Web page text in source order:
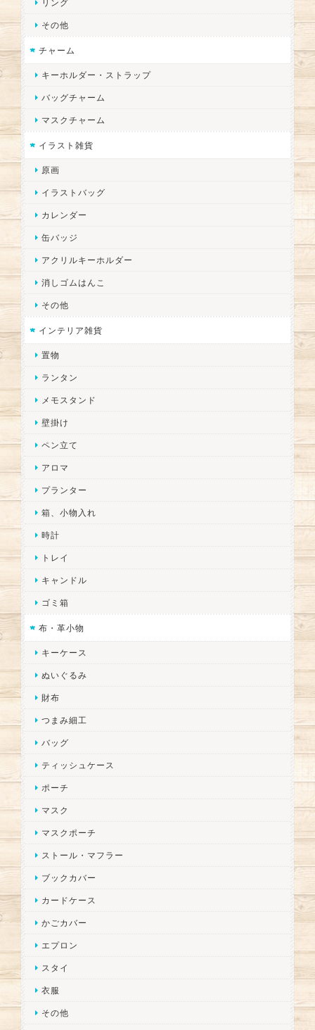
リング
その他
チャーム
キーホルダー・ストラップ
バッグチャーム
マスクチャーム
イラスト雑貨
原画
イラストバッグ
カレンダー
缶バッジ
アクリルキーホルダー
消しゴムはんこ
その他
インテリア雑貨
置物
ランタン
メモスタンド
壁掛け
ペン立て
アロマ
プランター
箱、小物入れ
時計
トレイ
キャンドル
ゴミ箱
布・革小物
キーケース
ぬいぐるみ
財布
つまみ細工
バッグ
ティッシュケース
ポーチ
マスク
マスクポーチ
ストール・マフラー
ブックカバー
カードケース
かごカバー
エプロン
スタイ
衣服
その他